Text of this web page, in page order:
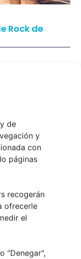
de
y
con
páginas
recogerán
ofrecerle
el
"Denegar",
Rock de
2026
de Molga
Jazz e Blues
músicos del 3